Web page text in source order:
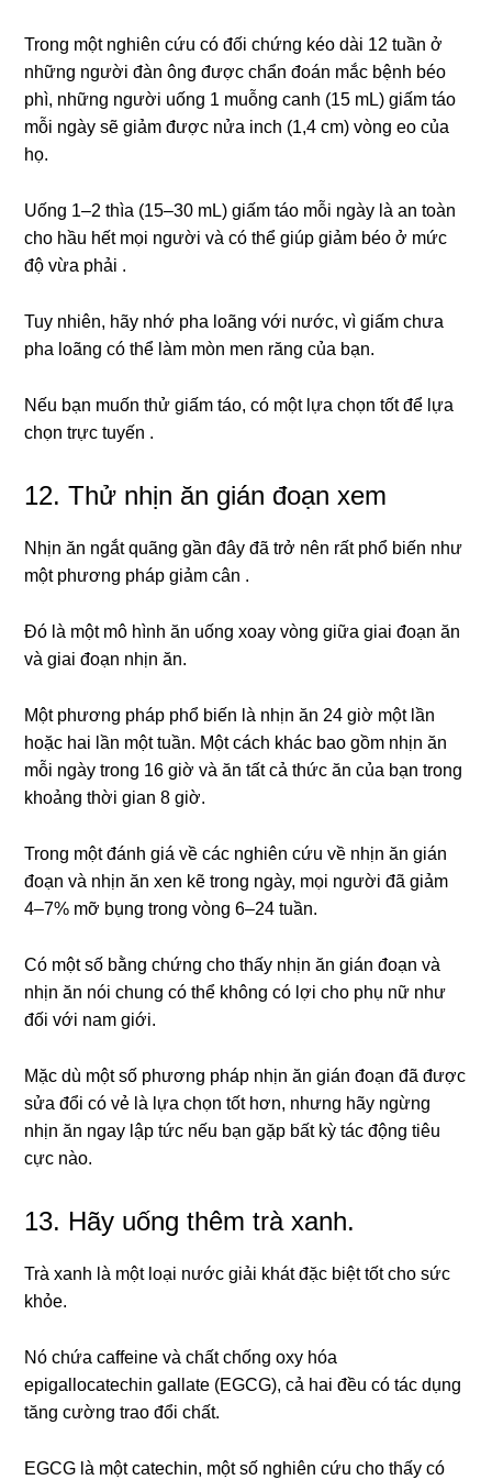
Trong một nghiên cứu có đối chứng kéo dài 12 tuần ở
những người đàn ông được chẩn đoán mắc bệnh béo
phì, những người uống 1 muỗng canh (15 mL) giấm táo
mỗi ngày sẽ giảm được nửa inch (1,4 cm) vòng eo của
họ.
Uống 1–2 thìa (15–30 mL) giấm táo mỗi ngày là an toàn
cho hầu hết mọi người và có thể giúp giảm béo ở mức
độ vừa phải .
Tuy nhiên, hãy nhớ pha loãng với nước, vì giấm chưa
pha loãng có thể làm mòn men răng của bạn.
Nếu bạn muốn thử giấm táo, có một lựa chọn tốt để lựa
chọn trực tuyến .
12. Thử nhịn ăn gián đoạn xem
Nhịn ăn ngắt quãng gần đây đã trở nên rất phổ biến như
một phương pháp giảm cân .
Đó là một mô hình ăn uống xoay vòng giữa giai đoạn ăn
và giai đoạn nhịn ăn.
Một phương pháp phổ biến là nhịn ăn 24 giờ một lần
hoặc hai lần một tuần. Một cách khác bao gồm nhịn ăn
mỗi ngày trong 16 giờ và ăn tất cả thức ăn của bạn trong
khoảng thời gian 8 giờ.
Trong một đánh giá về các nghiên cứu về nhịn ăn gián
đoạn và nhịn ăn xen kẽ trong ngày, mọi người đã giảm
4–7% mỡ bụng trong vòng 6–24 tuần.
Có một số bằng chứng cho thấy nhịn ăn gián đoạn và
nhịn ăn nói chung có thể không có lợi cho phụ nữ như
đối với nam giới.
Mặc dù một số phương pháp nhịn ăn gián đoạn đã được
sửa đổi có vẻ là lựa chọn tốt hơn, nhưng hãy ngừng
nhịn ăn ngay lập tức nếu bạn gặp bất kỳ tác động tiêu
cực nào.
13. Hãy uống thêm trà xanh.
Trà xanh là một loại nước giải khát đặc biệt tốt cho sức
khỏe.
Nó chứa caffeine và chất chống oxy hóa
epigallocatechin gallate (EGCG), cả hai đều có tác dụng
tăng cường trao đổi chất.
EGCG là một catechin, một số nghiên cứu cho thấy có